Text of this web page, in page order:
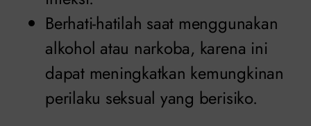
Berhati-hatilah saat menggunakan
alkohol atau narkoba, karena ini
dapat meningkatkan kemungkinan
perilaku seksual yang berisiko.